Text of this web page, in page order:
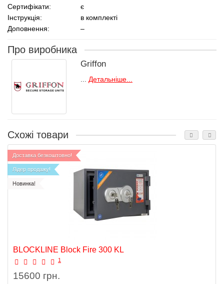
Сертифікати:
є
Інструкція:
в комплекті
Доповнення:
–
Про виробника
Griffon
Детальніше...
Схожі товари
Доставка безкоштовно!
Лідер продажу!
Новинка!
BLOCKLINE Block Fire 300 KL
1
15600 грн.